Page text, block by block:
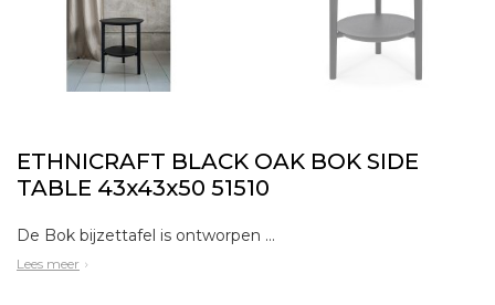
ETHNICRAFT BLACK OAK BOK SIDE
TABLE 43x43x50 51510
De Bok bijzettafel is ontworpen om de aandacht te trekken, zonder af te leiden van de voorwerpen die erop staan. Boeken, kunst of planten; de Bok bijzettafel is het perfecte toneel voor ieder voorwerp.
Lees meer